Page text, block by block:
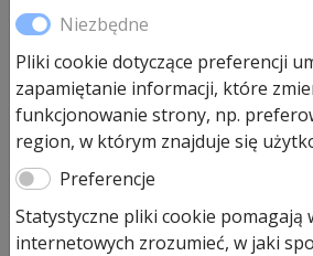
Hormann
głowica serwisowa
Secure
2 587,00
Niezbędne
Pliki cookie dotyczące preferencji
zapamiętanie informacji, które
funkcjonowanie strony, np.
region, w którym znajduje się
Preferencje
Statystyczne pliki cookie pomagają
internetowych zrozumieć, w jaki